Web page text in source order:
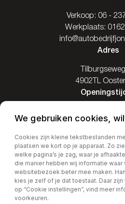
Verkoop: 06 -
Werkplaats:
Adres
4902TL
Di / Vr: 08.00-
Za: 09.00-
Zo:
We gebruiken cookies,
Cookies zijn kleine tekstbestanden
plaatsen we kort op je apparaat. Zo
welke pagina’s je zag, waar je
die manier hebben wij informatie waar
websitebezoek beter mee maken.
kies je zelf of je dat toestaat. Daar zijn
op “Cookie instellingen”, vind meer
voorkeuren.